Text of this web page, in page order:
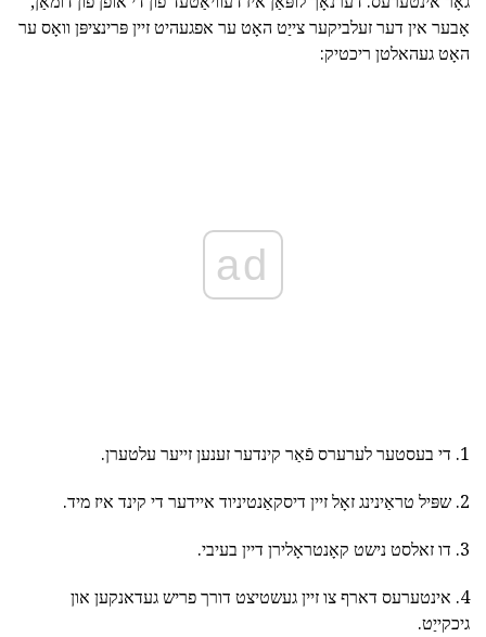
אָבער אין דער זעלביקער צייַט האָט ער אפגעהיט זיין פּרינציפּן וואָס ער
האָט געהאלטן ריכטיק:
ad
1. די בעסטער לערערס פֿאַר קינדער זענען זייער עלטערן.
2. שפּיל טראַינינג זאָל זיין דיסקאַנטיניוד איידער די קינד איז מיד.
3. דו זאלסט נישט קאָנטראָלירן דיין בעיבי.
4. אינטערעס דארף צו זיין געשטיצט דורך פריש געדאנקען און
גיכקייַט.